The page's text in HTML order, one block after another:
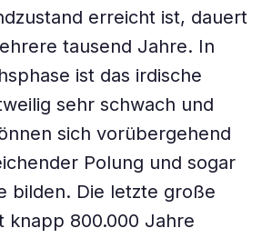
erreicht ist, dauert
tausend Jahre. In
ist das irdische
sehr schwach und
sich vorübergehend
Polung und sogar
bilden. Die letzte große
knapp 800.000 Jahre